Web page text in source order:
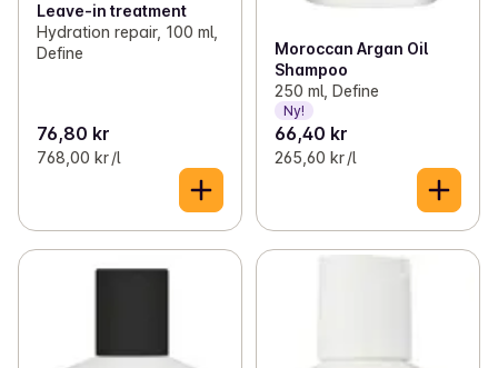
Leave-in treatment
Hydration repair, 100 ml,
Define
76,80 kr
768,00 kr /l
Moroccan Argan Oil
Shampoo
250 ml, Define
Ny!
66,40 kr
265,60 kr /l